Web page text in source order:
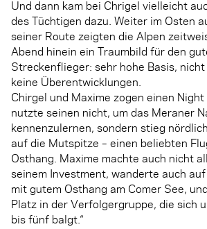
Und dann kam bei Chrigel vielleicht
des Tüchtigen dazu. Weiter im Osten
seiner Route zeigten die Alpen
Abend hinein ein Traumbild für den
Streckenflieger: sehr hohe Basis,
keine Überentwicklungen.
Chirgel und Maxime zogen einen Night
nutzte seinen nicht, um das Meraner
kennenzulernen, sondern stieg
auf die Mutspitze – einen beliebten
Osthang. Maxime machte auch nicht
seinem Investment, wanderte auch
mit gutem Osthang am Comer See,
Platz in der Verfolgergruppe, die sich
bis fünf balgt.“